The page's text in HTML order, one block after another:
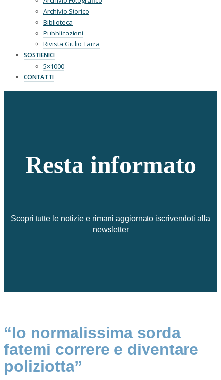
Archivio Storico
Biblioteca
Pubblicazioni
Rivista Giulio Tarra
SOSTIENICI
5×1000
CONTATTI
Resta informato
Scopri tutte le notizie e rimani aggiornato iscrivendoti alla
newsletter
“Io normalissima sorda
fatemi correre e diventare
poliziotta”